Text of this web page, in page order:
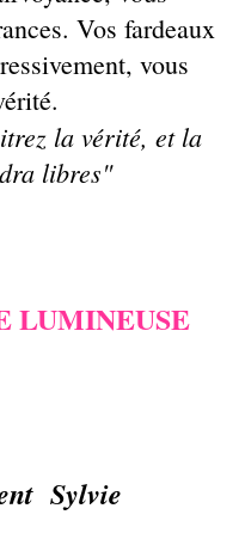
Vos fardeaux
vous
la vérité, et la
libres"
LUMINEUSE
Sylvie